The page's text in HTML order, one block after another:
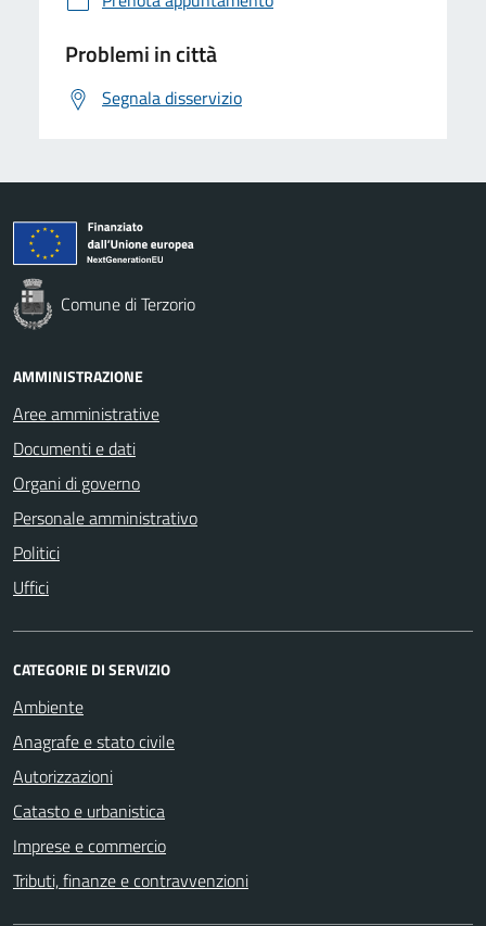
Problemi in città
Segnala disservizio
Comune di Terzorio
AMMINISTRAZIONE
Aree amministrative
Documenti e dati
Organi di governo
Personale amministrativo
Politici
Uffici
CATEGORIE DI SERVIZIO
Ambiente
Anagrafe e stato civile
Autorizzazioni
Catasto e urbanistica
Imprese e commercio
Tributi, finanze e contravvenzioni